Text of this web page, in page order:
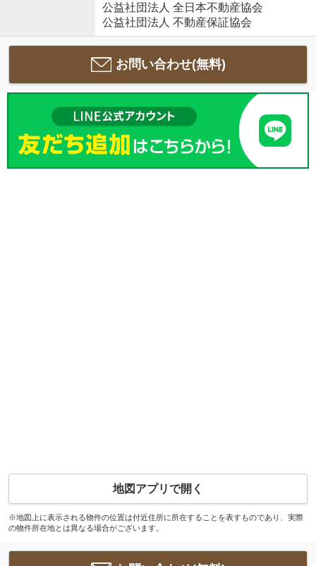
公益社団法人 全日本不動産協会
公益社団法人 不動産保証協会
お問い合わせ(無料)
地図アプリで開く
※地図上に表示される物件の位置は付近住所に所在することを表すものであり、実際
の物件所在地とは異なる場合がございます。